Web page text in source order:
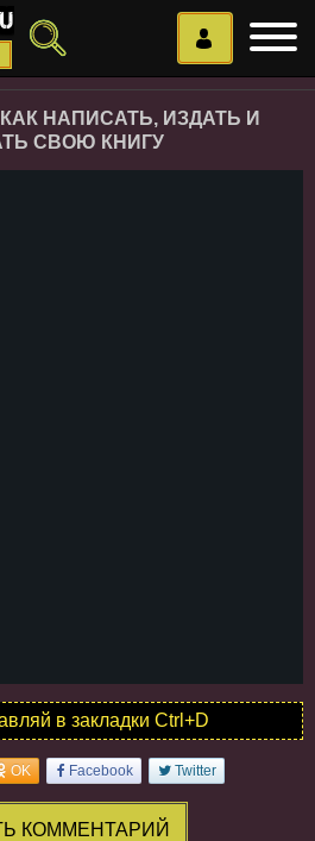
НАПИСАТЬ, ИЗДАТЬ И
СВОЮ КНИГУ
в закладки Ctrl+D
OK Facebook Twitter
КОММЕНТАРИЙ